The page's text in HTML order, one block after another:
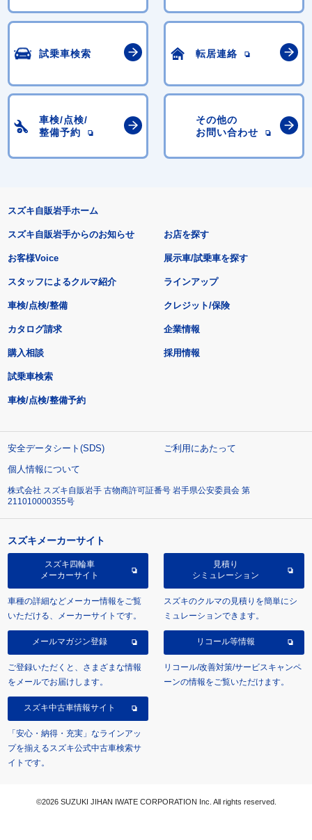
試乗車検索 転居連絡
車検/点検/
整備予約
その他の
お問い合わせ
スズキ自販岩手ホーム
スズキ自販岩手からのお知らせ
お客様Voice
スタッフによるクルマ紹介
お店を探す
展示車/試乗車を探す
ラインアップ
車検/点検/整備 クレジット/保険
カタログ請求
購入相談
試乗車検索
車検/点検/整備予約
企業情報
採用情報
安全データシート(SDS)
ご利用にあたって
個人情報について
株式会社 スズキ自販岩手 古物商許可証番号 岩手県公安委員会 第
211010000355号
スズキメーカーサイト
スズキ四輪車
メーカーサイト
車種の詳細などメーカー情報をご覧
いただける、メーカーサイトです。
見積り
シミュレーション
スズキのクルマの見積りを簡単にシ
ミュレーションできます。
メールマガジン登録
ご登録いただくと、さまざまな情報
をメールでお届けします。
リコール等情報
リコール/改善対策/サービスキャンペ
ーンの情報をご覧いただけます。
スズキ中古車情報サイト
「安心・納得・充実」なラインアッ
プを揃えるスズキ公式中古車検索サ
イトです。
©2026 SUZUKI JIHAN IWATE CORPORATION Inc. All rights reserved.